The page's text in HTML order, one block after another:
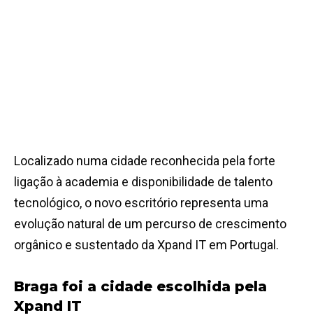
Localizado numa cidade reconhecida pela forte
ligação à academia e disponibilidade de talento
tecnológico, o novo escritório representa uma
evolução natural de um percurso de crescimento
orgânico e sustentado da Xpand IT em Portugal.
Braga foi a cidade escolhida pela
Xpand IT